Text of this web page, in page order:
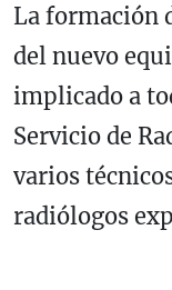
La formación
del nuevo
implicado a
Servicio de
varios
radiólogos